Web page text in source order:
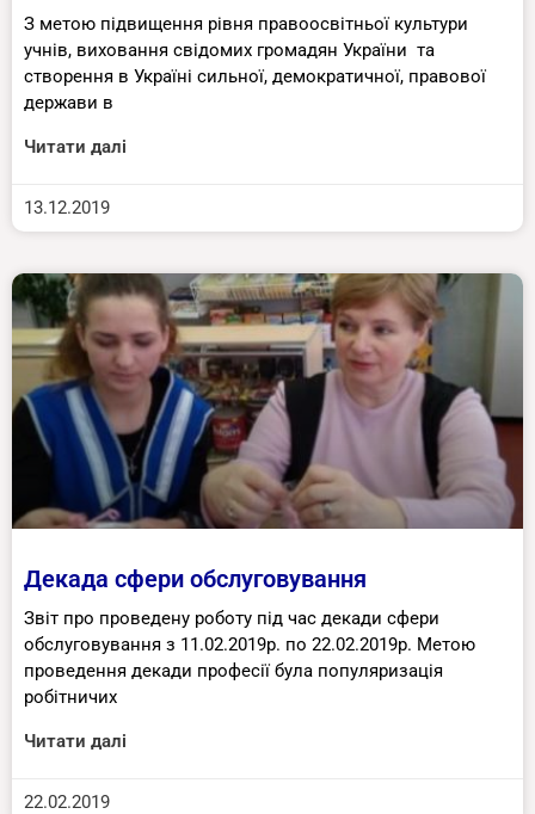
З метою підвищення рівня правоосвітньої культури
учнів, виховання свідомих громадян України та
створення в Україні сильної, демократичної, правової
держави в
Читати далі
13.12.2019
Декада сфери обслуговування
Звіт про проведену роботу під час декади сфери
обслуговування з 11.02.2019р. по 22.02.2019р. Метою
проведення декади професії була популяризація
робітничих
Читати далі
22.02.2019